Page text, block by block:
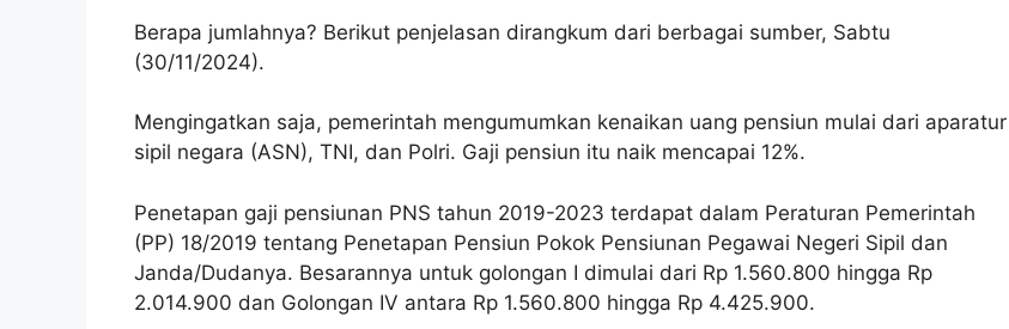
Berapa jumlahnya? Berikut penjelasan dirangkum dari berbagai sumber, Sabtu
(30/11/2024).
Mengingatkan saja, pemerintah mengumumkan kenaikan uang pensiun mulai dari aparatur
sipil negara (ASN), TNI, dan Polri. Gaji pensiun itu naik mencapai 12%.
Penetapan gaji pensiunan PNS tahun 2019-2023 terdapat dalam Peraturan Pemerintah
(PP) 18/2019 tentang Penetapan Pensiun Pokok Pensiunan Pegawai Negeri Sipil dan
Janda/Dudanya. Besarannya untuk golongan I dimulai dari Rp 1.560.800 hingga Rp
2.014.900 dan Golongan IV antara Rp 1.560.800 hingga Rp 4.425.900.